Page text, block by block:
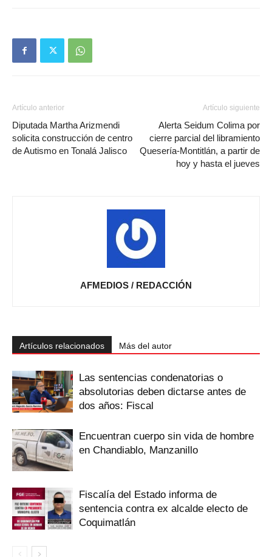
Artículo anterior
Diputada Martha Arizmendi
solicita construcción de centro
de Autismo en Tonalá Jalisco
Artículo siguiente
Alerta Seidum Colima por
cierre parcial del libramiento
Quesería-Montitlán, a partir de
hoy y hasta el jueves
AFMEDIOS / REDACCIÓN
Artículos relacionados Más del autor
Las sentencias condenatorias o
absolutorias deben dictarse antes de
dos años: Fiscal
Encuentran cuerpo sin vida de hombre
en Chandiablo, Manzanillo
Fiscalía del Estado informa de
sentencia contra ex alcalde electo de
Coquimatlán